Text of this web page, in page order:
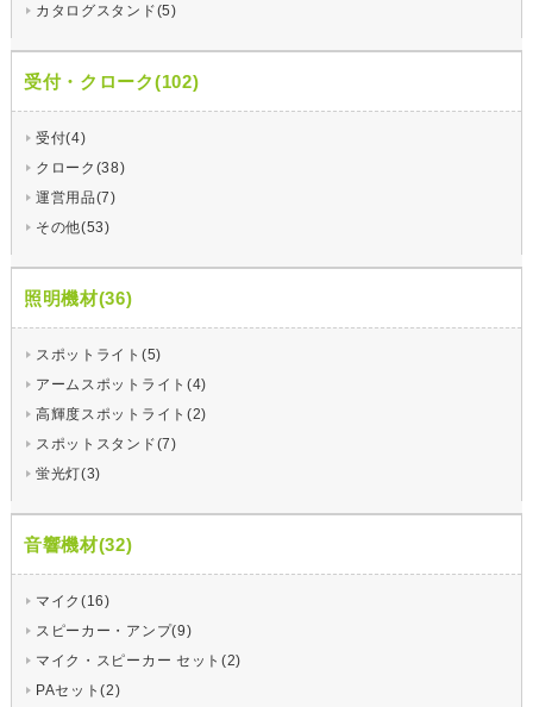
カタログスタンド(5)
受付・クローク(102)
受付(4)
クローク(38)
運営用品(7)
その他(53)
照明機材(36)
スポットライト(5)
アームスポットライト(4)
高輝度スポットライト(2)
スポットスタンド(7)
蛍光灯(3)
音響機材(32)
マイク(16)
スピーカー・アンプ(9)
マイク・スピーカー セット(2)
PAセット(2)